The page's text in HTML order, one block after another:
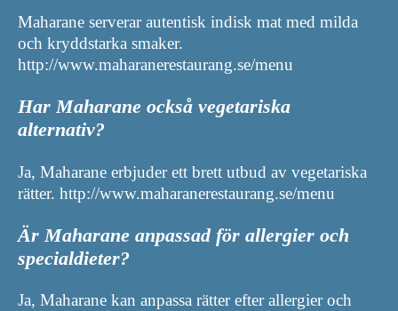
Maharane serverar autentisk indisk mat med milda
och kryddstarka smaker.
http://www.maharanerestaurang.se/menu
Har Maharane också vegetariska
alternativ?
Ja, Maharane erbjuder ett brett utbud av vegetariska
rätter. http://www.maharanerestaurang.se/menu
Är Maharane anpassad för allergier och
specialdieter?
Ja, Maharane kan anpassa rätter efter allergier och